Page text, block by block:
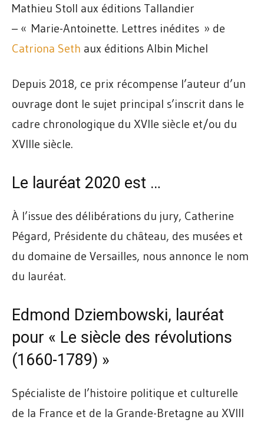
Mathieu Stoll aux éditions Tallandier
– « Marie-Antoinette. Lettres inédites » de
Catriona Seth aux éditions Albin Michel
Depuis 2018, ce prix récompense l’auteur d’un
ouvrage dont le sujet principal s’inscrit dans le
cadre chronologique du XVIIe siècle et/ou du
XVIIIe siècle.
Le lauréat 2020 est …
À l’issue des délibérations du jury, Catherine
Pégard, Présidente du château, des musées et
du domaine de Versailles, nous annonce le nom
du lauréat.
Edmond Dziembowski, lauréat
pour « Le siècle des révolutions
(1660-1789) »
Spécialiste de l’histoire politique et culturelle
de la France et de la Grande-Bretagne au XVIII